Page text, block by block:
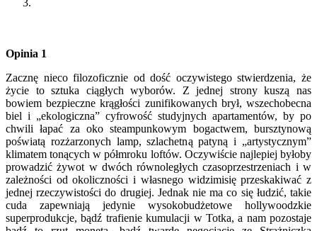
Opinia 1
Zacznę nieco filozoficznie od dość oczywistego stwierdzenia, że
życie to sztuka ciągłych wyborów. Z jednej strony kuszą nas
bowiem bezpieczne krągłości zunifikowanych brył, wszechobecna
biel i „ekologiczna” cyfrowość studyjnych apartamentów, by po
chwili łapać za oko steampunkowym bogactwem, bursztynową
poświatą rozżarzonych lamp, szlachetną patyną i „artystycznym”
klimatem tonących w półmroku loftów. Oczywiście najlepiej byłoby
prowadzić żywot w dwóch równoległych czasoprzestrzeniach i w
zależności od okoliczności i własnego widzimisię przeskakiwać z
jednej rzeczywistości do drugiej. Jednak nie ma co się łudzić, takie
cuda zapewniają jedynie wysokobudżetowe hollywoodzkie
superprodukcje, bądź trafienie kumulacji w Totka, a nam pozostaje